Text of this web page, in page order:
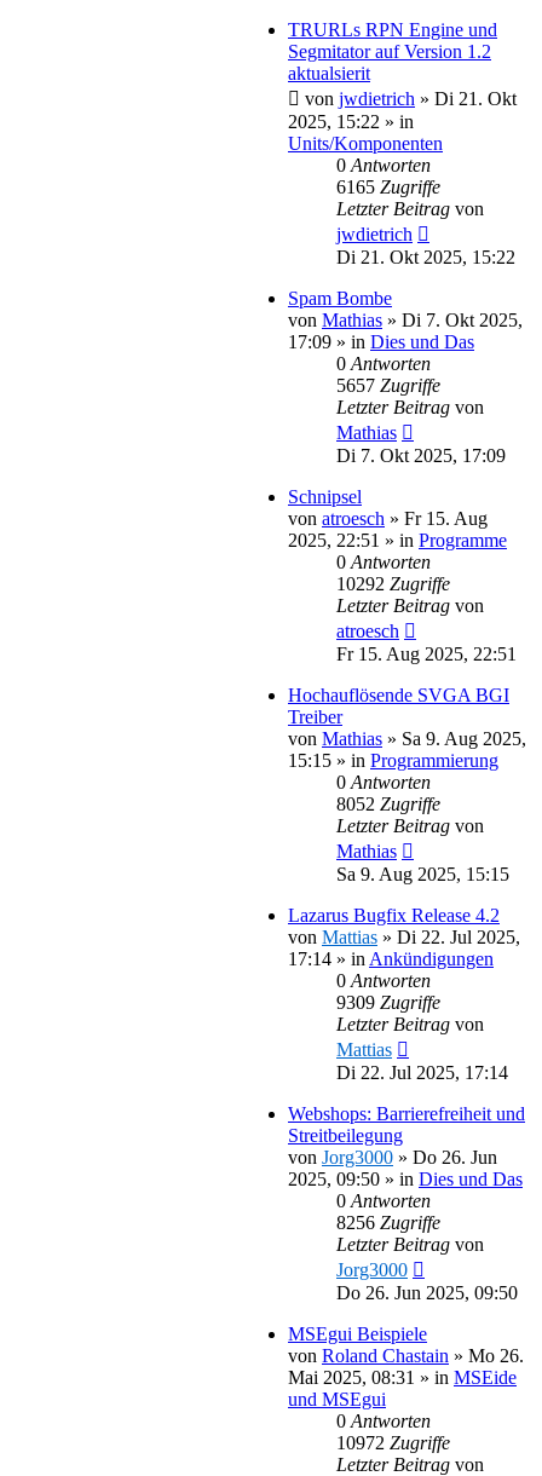
TRURLs RPN Engine und
Segmitator auf Version 1.2
aktualsierit
von jwdietrich » Di 21. Okt
2025, 15:22 » in
Units/Komponenten
0 Antworten
6165 Zugriffe
Letzter Beitrag von
jwdietrich
Di 21. Okt 2025, 15:22
Spam Bombe
von Mathias » Di 7. Okt 2025,
17:09 » in Dies und Das
0 Antworten
5657 Zugriffe
Letzter Beitrag von
Mathias
Di 7. Okt 2025, 17:09
Schnipsel
von atroesch » Fr 15. Aug
2025, 22:51 » in Programme
0 Antworten
10292 Zugriffe
Letzter Beitrag von
atroesch
Fr 15. Aug 2025, 22:51
Hochauflösende SVGA BGI
Treiber
von Mathias » Sa 9. Aug 2025,
15:15 » in Programmierung
0 Antworten
8052 Zugriffe
Letzter Beitrag von
Mathias
Sa 9. Aug 2025, 15:15
Lazarus Bugfix Release 4.2
von Mattias » Di 22. Jul 2025,
17:14 » in Ankündigungen
0 Antworten
9309 Zugriffe
Letzter Beitrag von
Mattias
Di 22. Jul 2025, 17:14
Webshops: Barrierefreiheit und
Streitbeilegung
von Jorg3000 » Do 26. Jun
2025, 09:50 » in Dies und Das
0 Antworten
8256 Zugriffe
Letzter Beitrag von
Jorg3000
Do 26. Jun 2025, 09:50
MSEgui Beispiele
von Roland Chastain » Mo 26.
Mai 2025, 08:31 » in MSEide
und MSEgui
0 Antworten
10972 Zugriffe
Letzter Beitrag von